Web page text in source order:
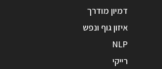
דמיון מודרך
איזון גוף ונפש
NLP
רייקי